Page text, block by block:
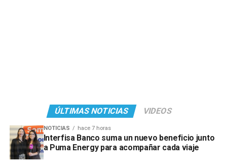
ÚLTIMAS NOTICIAS VIDEOS
NOTICIAS hace 7 horas
Interfisa Banco suma un nuevo beneficio junto
a Puma Energy para acompañar cada viaje